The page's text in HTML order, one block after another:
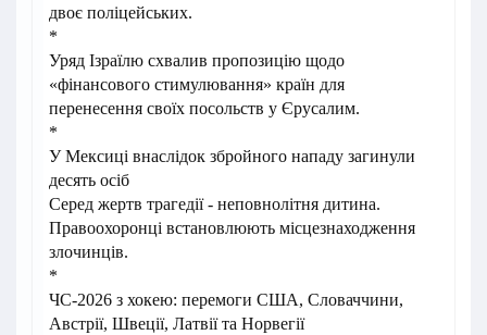
двоє поліцейських.
*
Уряд Ізраїлю схвалив пропозицію щодо
«фінансового стимулювання» країн для
перенесення своїх посольств у Єрусалим.
*
У Мексиці внаслідок збройного нападу загинули
десять осіб
Серед жертв трагедії - неповнолітня дитина.
Правоохоронці встановлюють місцезнаходження
злочинців.
*
ЧС-2026 з хокею: перемоги США, Словаччини,
Австрії, Швеції, Латвії та Норвегії